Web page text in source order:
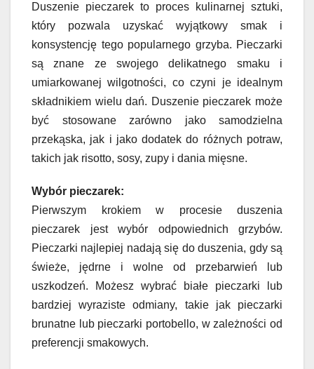
Duszenie pieczarek to proces kulinarnej sztuki,
który pozwala uzyskać wyjątkowy smak i
konsystencję tego popularnego grzyba. Pieczarki
są znane ze swojego delikatnego smaku i
umiarkowanej wilgotności, co czyni je idealnym
składnikiem wielu dań. Duszenie pieczarek może
być stosowane zarówno jako samodzielna
przekąska, jak i jako dodatek do różnych potraw,
takich jak risotto, sosy, zupy i dania mięsne.
Wybór pieczarek:
Pierwszym krokiem w procesie duszenia
pieczarek jest wybór odpowiednich grzybów.
Pieczarki najlepiej nadają się do duszenia, gdy są
świeże, jędrne i wolne od przebarwień lub
uszkodzeń. Możesz wybrać białe pieczarki lub
bardziej wyraziste odmiany, takie jak pieczarki
brunatne lub pieczarki portobello, w zależności od
preferencji smakowych.